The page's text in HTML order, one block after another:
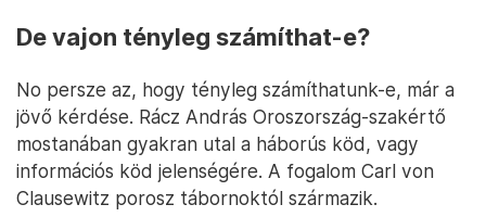
De vajon tényleg számíthat-e?
No persze az, hogy tényleg számíthatunk-e, már a
jövő kérdése. Rácz András Oroszország-szakértő
mostanában gyakran utal a háborús köd, vagy
információs köd jelenségére. A fogalom Carl von
Clausewitz porosz tábornoktól származik.